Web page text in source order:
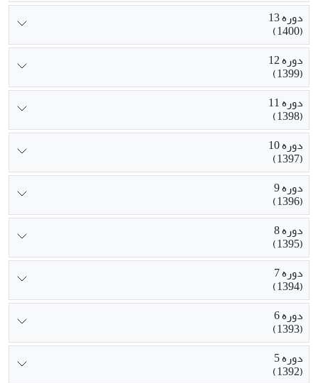
دوره 13
(1400)
دوره 12
(1399)
دوره 11
(1398)
دوره 10
(1397)
دوره 9
(1396)
دوره 8
(1395)
دوره 7
(1394)
دوره 6
(1393)
دوره 5
(1392)